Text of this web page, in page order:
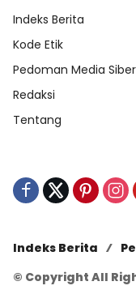
Indeks Berita
Kode Etik
Pedoman Media Siber
Redaksi
Tentang
Indeks Berita
© Copyright All